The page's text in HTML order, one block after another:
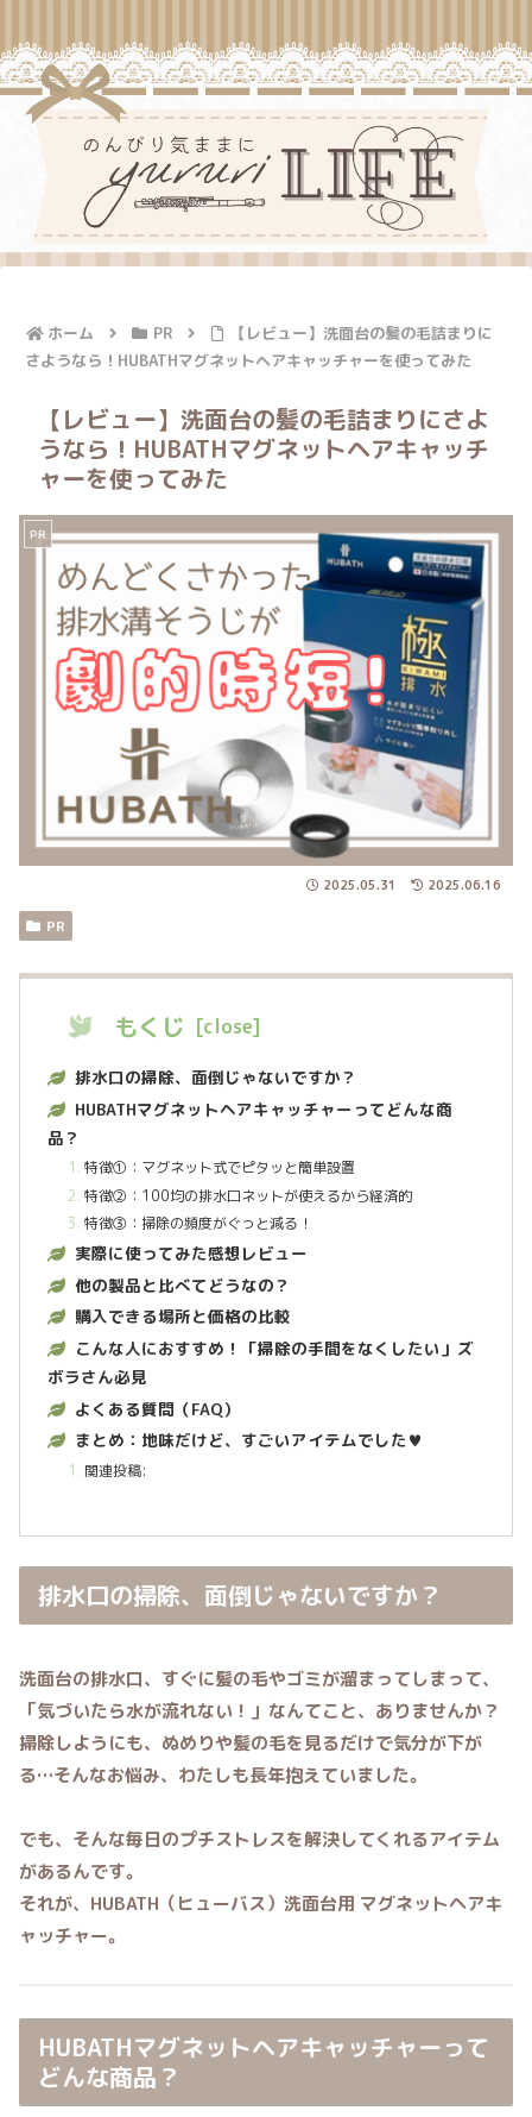
ホーム PR
【レビュー】洗面台の髪の毛詰まりに
さようなら！HUBATHマグネットヘアキャッチャーを使ってみた
【レビュー】洗面台の髪の毛詰まりにさよ
うなら！HUBATHマグネットヘアキャッチ
ャーを使ってみた
PR
2025.05.31 2025.06.16
PR
もくじ
排水口の掃除、面倒じゃないですか？
HUBATHマグネットヘアキャッチャーってどんな商
品？
特徴①：マグネット式でピタッと簡単設置
特徴②：100均の排水口ネットが使えるから経済的
特徴③：掃除の頻度がぐっと減る！
実際に使ってみた感想レビュー
他の製品と比べてどうなの？
購入できる場所と価格の比較
こんな人におすすめ！「掃除の手間をなくしたい」ズ
ボラさん必見
よくある質問（FAQ）
まとめ：地味だけど、すごいアイテムでした♥
関連投稿:
排水口の掃除、面倒じゃないですか？
洗面台の排水口、すぐに髪の毛やゴミが溜まってしまって、
「気づいたら水が流れない！」なんてこと、ありませんか？
掃除しようにも、ぬめりや髪の毛を見るだけで気分が下が
る…そんなお悩み、わたしも長年抱えていました。
でも、そんな毎日のプチストレスを解決してくれるアイテム
があるんです。
それが、 HUBATH（ヒューバス）洗面台用 マグネットヘアキ
ャッチャー。
HUBATHマグネットヘアキャッチャーって
どんな商品？